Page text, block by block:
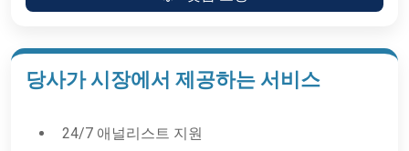
당사가 시장에서 제공하는 서비스
24/7 애널리스트 지원